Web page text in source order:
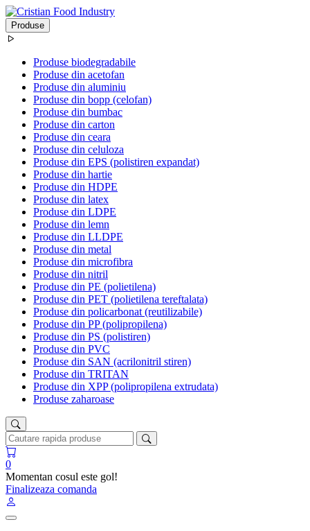
Produse
Produse biodegradabile
Produse din acetofan
Produse din aluminiu
Produse din bopp (celofan)
Produse din bumbac
Produse din carton
Produse din ceara
Produse din celuloza
Produse din EPS (polistiren expandat)
Produse din hartie
Produse din HDPE
Produse din latex
Produse din LDPE
Produse din lemn
Produse din LLDPE
Produse din metal
Produse din microfibra
Produse din nitril
Produse din PE (polietilena)
Produse din PET (polietilena tereftalata)
Produse din policarbonat (reutilizabile)
Produse din PP (polipropilena)
Produse din PS (polistiren)
Produse din PVC
Produse din SAN (acrilonitril stiren)
Produse din TRITAN
Produse din XPP (polipropilena extrudata)
Produse zaharoase
0
Momentan cosul este gol!
Finalizeaza comanda